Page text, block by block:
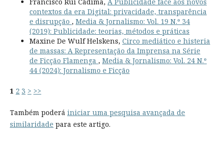
contextos da era Digital: privacidade, transparência
e disrupção , Media & Jornalismo: Vol. 19 N.º 34
(2019): Publicidade: teorias, métodos e práticas
Maxine De Wulf Helskens, Circo mediático e histeria
de massas: A Representação da Imprensa na Série
de Ficção Flamenga , Media & Jornalismo: Vol. 24 N.º
44 (2024): Jornalismo e Ficção
1 2 3 > >>
Também poderá iniciar uma pesquisa avançada de
similaridade para este artigo.